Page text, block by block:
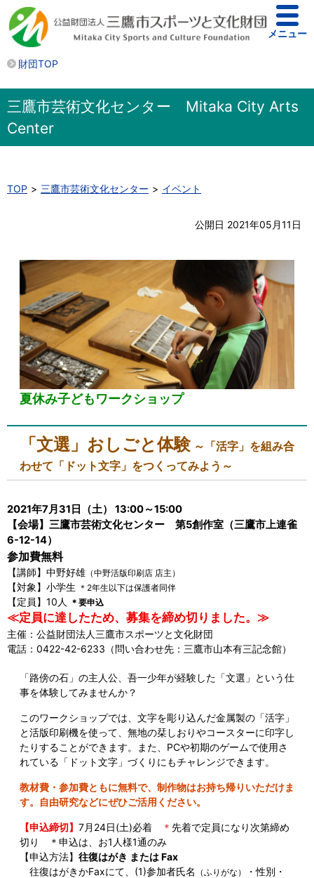
財団TOP
メニュー
三鷹市芸術文化センター Mitaka City Arts
Center
TOP 三鷹市芸術文化センター イベント
公開日 2021年05月11日
夏休み子どもワークショップ
「文選」おしごと体験～「活字」を組み合
わせて「ドット文字」をつくってみよう～
2021年7月31日（土） 13:00～15:00
【会場】三鷹市芸術文化センター 第5創作室（三鷹市上連雀
6-12-14）
参加費無料
【講師】中野好雄 （中野活版印刷店 店主）
【対象】小学生 ＊2年生以下は保護者同伴
【定員】10人 ＊要申込
≪定員に達したため、募集を締め切りました。≫
主催：公益財団法人三鷹市スポーツと文化財団
電話：0422-42-6233（問い合わせ先：三鷹市山本有三記念館）
「路傍の石」の主人公、吾一少年が経験した「文選」という仕
事を体験してみませんか？
このワークショップでは、文字を彫り込んだ金属製の「活字」
と活版印刷機を使って、無地の栞しおりやコースターに印字し
たりすることができます。また、PCや初期のゲームで使用さ
れている「ドット文字」づくりにもチャレンジできます。
教材費・参加費ともに無料で、制作物はお持ち帰りいただけま
す。自由研究などにぜひご活用ください。
【申込締切】 7月24日(土)必着 ＊ 先着で定員になり次第締め
切り ＊申込は、お1人様1通のみ
【申込方法】 往復はがき または Fax
往復はがきかFaxにて、(1)参加者氏名 （ふりがな）
・性別・